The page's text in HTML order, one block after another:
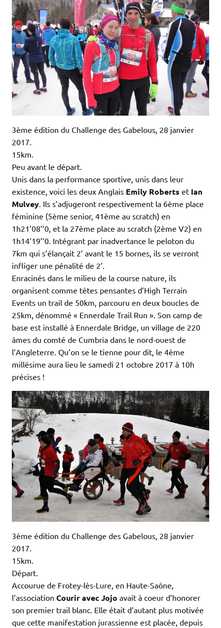
3ème édition du Challenge des Gabelous, 28 janvier
2017.
15km.
Peu avant le départ.
Unis dans la performance sportive, unis dans leur
existence, voici les deux Anglais Emily Roberts et Ian
Mulvey . Ils s’adjugeront respectivement la 6ème place
féminine (5ème senior, 41ème au scratch) en
1h21’08’’0, et la 27ème place au scratch (2ème V2) en
1h14’19’’0. Intégrant par inadvertance le peloton du
7km qui s’élançait 2’ avant le 15 bornes, ils se verront
infliger une pénalité de 2’.
Enracinés dans le milieu de la course nature, ils
organisent comme têtes pensantes d’High Terrain
Events un trail de 50km, parcouru en deux boucles de
25km, dénommé « Ennerdale Trail Run ». Son camp de
base est installé à Ennerdale Bridge, un village de 220
âmes du comté de Cumbria dans le nord-ouest de
l’Angleterre. Qu’on se le tienne pour dit, le 4ème
millésime aura lieu le samedi 21 octobre 2017 à 10h
précises !
3ème édition du Challenge des Gabelous, 28 janvier
2017.
15km.
Départ.
Accourue de Frotey-lès-Lure, en Haute-Saône,
l’association Courir avec Jojo avait à coeur d’honorer
son premier trail blanc. Elle était d’autant plus motivée
que cette manifestation jurassienne est placée, depuis